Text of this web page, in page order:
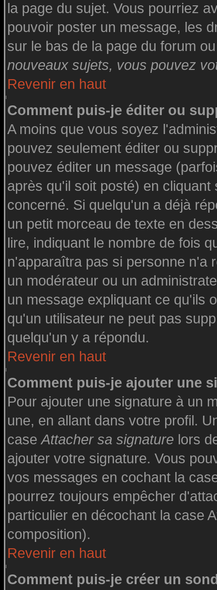
la page du sujet. Vous pourriez
pouvoir poster un message, les
sur le bas de la page du forum
nouveaux sujets, vous pouvez
Revenir en haut
Comment puis-je éditer ou
A moins que vous soyez
pouvez seulement éditer ou
pouvez éditer un message
après qu'il soit posté) en
concerné. Si quelqu'un a déjà
un petit morceau de texte en
lire, indiquant le nombre de fois
n'apparaîtra pas si personne n'a
un modérateur ou un
un message expliquant ce qu'ils
qu'un utilisateur ne peut pas
quelqu'un y a répondu.
Revenir en haut
Comment puis-je ajouter une
Pour ajouter une signature à un
une, en allant dans votre profil.
caseAttacher sa signature lors
ajouter votre signature. Vous
vos messages en cochant la
pourrez toujours empêcher
particulier en décochant la case
composition).
Revenir en haut
Comment puis-je créer un